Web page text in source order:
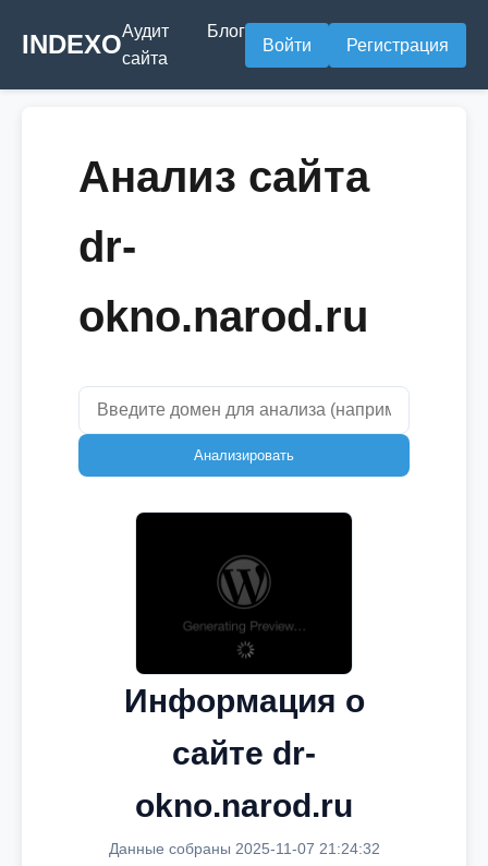
INDEXOАудит
сайта
Блог
Войти Регистрация
Анализ сайта
dr-
okno.narod.ru
Анализировать
Информация о
сайте dr-
okno.narod.ru
Данные собраны 2025-11-07 21:24:32